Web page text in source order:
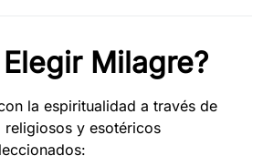
Milagre?
la espiritualidad a través de
y esotéricos